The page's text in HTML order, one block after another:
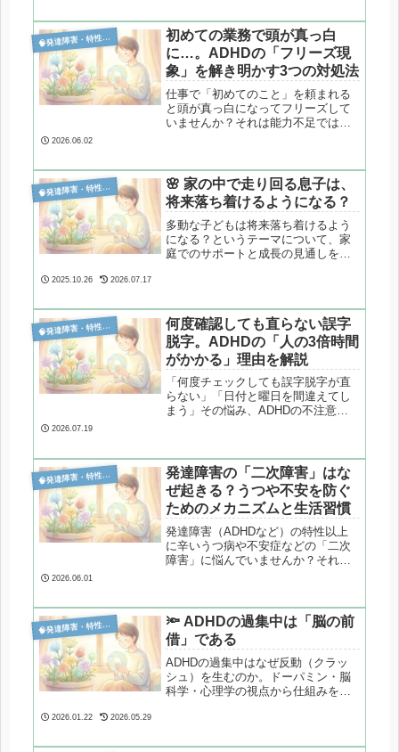

発達障害・特性分析
初めての業務で頭が真っ白
に…。ADHDの「フリーズ現
象」を解き明かす3つの対処法
仕事で「初めてのこと」を頼まれる
と頭が真っ白になってフリーズして
いませんか？それは能力不足ではな
を防ぐための「外在化」や「スクリ
プト化」など、3つの実践的な対処法
を解説します。
2026.06.02

発達障害・特性分析
🌸 家の中で走り回る息子は、
将来落ち着けるようになる？
多動な子どもは将来落ち着けるよう
になる？というテーマについて、家
庭でのサポートと成長の見通しをま
2025.10.26 2026.07.17

発達障害・特性分析
何度確認しても直らない誤字
脱字。ADHDの「人の3倍時間
がかかる」理由を解説
「何度チェックしても誤字脱字が直
らない」「日付と曜日を間違えてし
まう」その悩み、ADHDの不注意特
難しさなど、ミスが起きるメカニズ
ムと現実的な対処法を解説します。
2026.07.19

発達障害・特性分析
発達障害の「二次障害」はな
ぜ起きる？うつや不安を防ぐ
ためのメカニズムと生活習慣
発達障害（ADHDなど）の特性以上
に辛いうつ病や不安症などの「二次
障害」に悩んでいませんか？それは
が起きるメカニズムと、予防に効果
的な食事やルーティン化などの生活
習慣を専門的に解説します。
2026.06.01

発達障害・特性分析
🔦 ADHDの過集中は「脳の前
借」である
ADHDの過集中はなぜ反動（クラッ
シュ）を生むのか。ドーパミン・脳
科学・心理学の視点から仕組みを整
2026.01.22 2026.05.29